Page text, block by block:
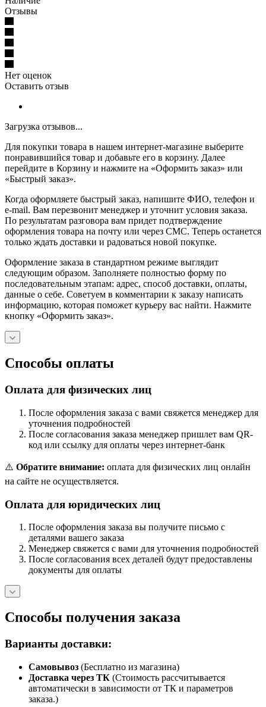
Отзывы
Нет оценок
Оставить отзыв
Загрузка отзывов...
Для покупки товара в нашем интернет-магазине выберите
понравившийся товар и добавьте его в корзину. Далее
перейдите в Корзину и нажмите на «Оформить заказ» или
«Быстрый заказ».
Когда оформляете быстрый заказ, напишите ФИО, телефон и
e-mail. Вам перезвонит менеджер и уточнит условия заказа.
По результатам разговора вам придет подтверждение
оформления товара на почту или через СМС. Теперь останется
только ждать доставки и радоваться новой покупке.
Оформление заказа в стандартном режиме выглядит
следующим образом. Заполняете полностью форму по
последовательным этапам: адрес, способ доставки, оплаты,
данные о себе. Советуем в комментарии к заказу написать
информацию, которая поможет курьеру вас найти. Нажмите
кнопку «Оформить заказ».
Способы оплаты
Оплата для физических лиц
После оформления заказа с вами свяжется менеджер для
уточнения подробностей
После согласования заказа менеджер пришлет вам QR-
код или ссылку для оплаты через интернет-банк
⚠️ Обратите внимание: оплата для физических лиц онлайн
на сайте не осуществляется.
Оплата для юридических лиц
После оформления заказа вы получите письмо с
деталями вашего заказа
Менеджер свяжется с вами для уточнения подробностей
После согласования всех деталей будут предоставлены
документы для оплаты
Способы получения заказа
Варианты доставки:
Самовывоз (Бесплатно из магазина)
Доставка через ТК (Стоимость рассчитывается
автоматически в зависимости от ТК и параметров
заказа.)